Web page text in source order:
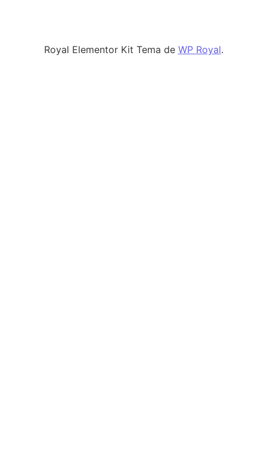
Royal Elementor Kit Tema de WP Royal.